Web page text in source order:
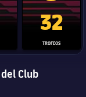
del Mundial deCopa del
32
TROFEOS
Club